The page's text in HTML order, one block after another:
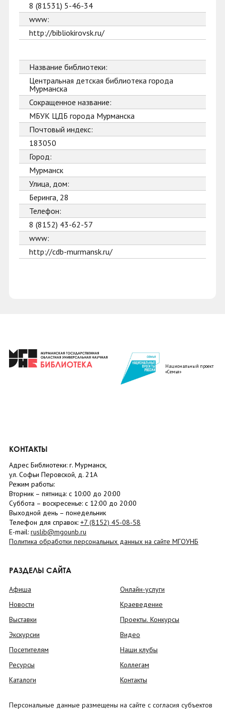
8 (81531) 5-46-34
www:
http://bibliokirovsk.ru/
Название библиотеки:
Центральная детская библиотека города
Мурманска
Сокращенное название:
МБУК ЦДБ города Мурманска
Почтовый индекс:
183050
Город:
Мурманск
Улица, дом:
Беринга, 28
Телефон:
8 (8152) 43-62-57
www:
http://cdb-murmansk.ru/
Национальный проект
«Семья»
КОНТАКТЫ
Адрес Библиотеки: г. Мурманск,
ул. Софьи Перовской, д. 21А
Режим работы:
Вторник – пятница: с 10:00 до 20:00
Суббота – воскресенье: c 12:00 до 20:00
Выходной день – понедельник
Телефон для справок: +7 (8152) 45-08-58
E-mail: ruslib@mgounb.ru
Политика обработки персональных данных на сайте МГОУНБ
РАЗДЕЛЫ САЙТА
Афиша
Новости
Выставки
Экскурсии
Посетителям
Ресурсы
Каталоги
Онлайн-услуги
Краеведение
Проекты. Конкурсы
Видео
Наши клубы
Коллегам
Контакты
Персональные данные размещены на сайте с согласия субъектов